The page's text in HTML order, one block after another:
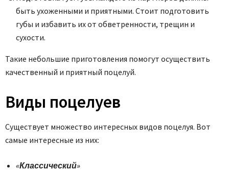
быть ухоженными и приятными. Стоит подготовить
губы и избавить их от обветренности, трещин и
сухости.
Такие небольшие приготовления помогут осуществить
качественный и приятный поцелуй.
Виды поцелуев
Существует множество интересных видов поцелуя. Вот
самые интересные из них:
«Классический»